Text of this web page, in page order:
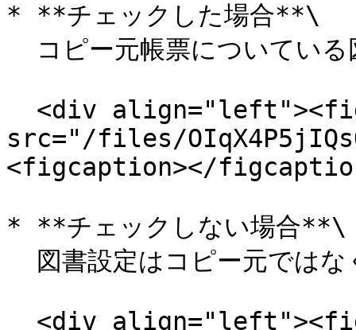
* **チェックした場合**\
src="/files/
<figcaption></
* **チェックしない場合**\